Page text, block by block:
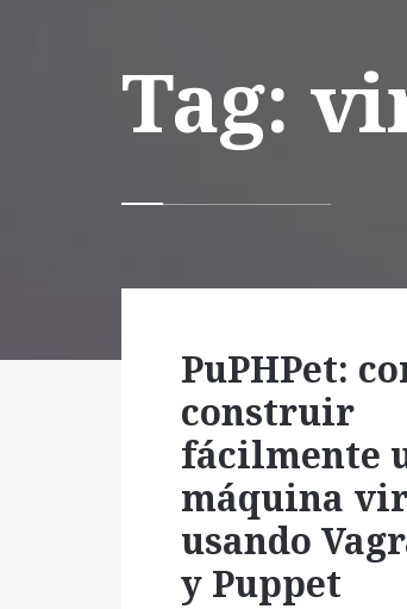
Tag:
PuPHPet:
construir
fácilmente
máquina
usando
y Puppet